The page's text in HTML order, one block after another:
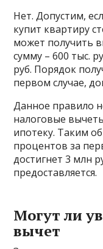
Нет. Допустим,
купит квартиру
может получить
сумму – 600 тыс.
руб. Порядок
первом случае,
Данное правило
налоговые
ипотеку. Таким
процентов за
достигнет 3 млн
предоставляется.
Могут ли
вычет